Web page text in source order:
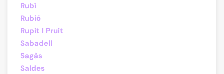
Rubí
Rubió
Rupit I Pruit
Sabadell
Sagàs
Saldes